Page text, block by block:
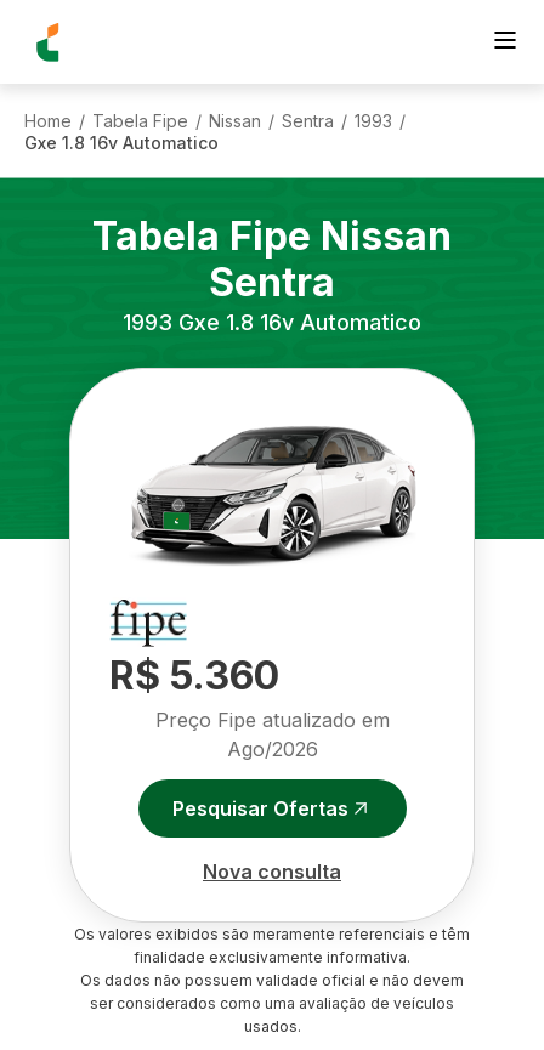
Home / Tabela Fipe / Nissan / Sentra / 1993 /
Gxe 1.8 16v Automatico
Tabela Fipe Nissan
Sentra
1993 Gxe 1.8 16v Automatico
R$ 5.360
Preço Fipe atualizado em
Ago/2026
Pesquisar Ofertas
Nova consulta
Os valores exibidos são meramente referenciais e têm
finalidade exclusivamente informativa.
Os dados não possuem validade oficial e não devem
ser considerados como uma avaliação de veículos
usados.